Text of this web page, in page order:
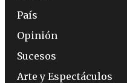
País
Opinión
Sucesos
Arte y Espectáculos